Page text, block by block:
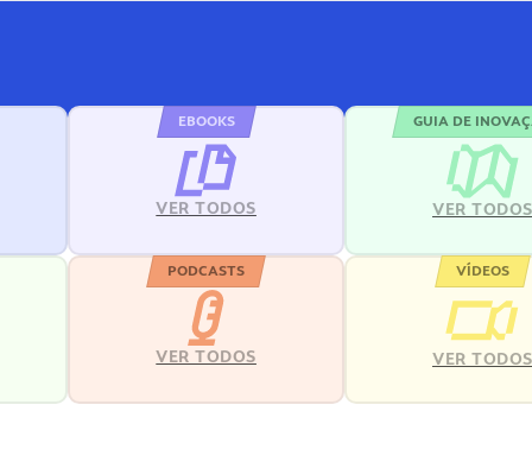
EBOOKS
VER TODOS
GUIA DE
VER TODOS
PODCASTS
VER TODOS
VÍDEOS
VER TODOS